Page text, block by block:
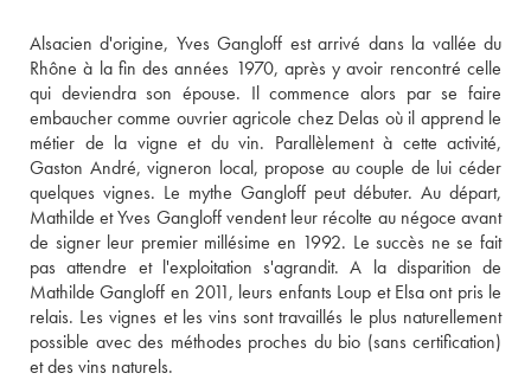
Alsacien d'origine, Yves Gangloff est arrivé dans la vallée du
Rhône à la fin des années 1970, après y avoir rencontré celle
qui deviendra son épouse. Il commence alors par se faire
embaucher comme ouvrier agricole chez Delas où il apprend le
métier de la vigne et du vin. Parallèlement à cette activité,
Gaston André, vigneron local, propose au couple de lui céder
quelques vignes. Le mythe Gangloff peut débuter. Au départ,
Mathilde et Yves Gangloff vendent leur récolte au négoce avant
de signer leur premier millésime en 1992. Le succès ne se fait
pas attendre et l'exploitation s'agrandit. A la disparition de
Mathilde Gangloff en 2011, leurs enfants Loup et Elsa ont pris le
relais. Les vignes et les vins sont travaillés le plus naturellement
possible avec des méthodes proches du bio (sans certification)
et des vins naturels.